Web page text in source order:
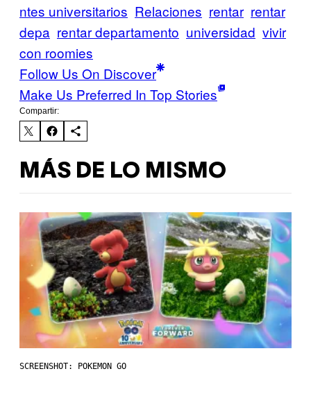
ntes universitarios Relaciones rentar rentar
depa rentar departamento universidad vivir
con roomies
Follow Us On Discover
Make Us Preferred In Top Stories
Compartir:
MÁS DE LO MISMO
SCREENSHOT: POKEMON GO